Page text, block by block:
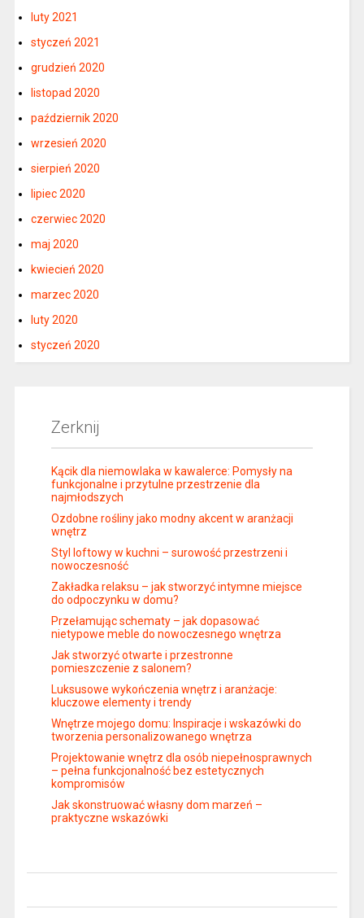
luty 2021
styczeń 2021
grudzień 2020
listopad 2020
październik 2020
wrzesień 2020
sierpień 2020
lipiec 2020
czerwiec 2020
maj 2020
kwiecień 2020
marzec 2020
luty 2020
styczeń 2020
Zerknij
Kącik dla niemowlaka w kawalerce: Pomysły na
funkcjonalne i przytulne przestrzenie dla
najmłodszych
Ozdobne rośliny jako modny akcent w aranżacji
wnętrz
Styl loftowy w kuchni – surowość przestrzeni i
nowoczesność
Zakładka relaksu – jak stworzyć intymne miejsce
do odpoczynku w domu?
Przełamując schematy – jak dopasować
nietypowe meble do nowoczesnego wnętrza
Jak stworzyć otwarte i przestronne
pomieszczenie z salonem?
Luksusowe wykończenia wnętrz i aranżacje:
kluczowe elementy i trendy
Wnętrze mojego domu: Inspiracje i wskazówki do
tworzenia personalizowanego wnętrza
Projektowanie wnętrz dla osób niepełnosprawnych
– pełna funkcjonalność bez estetycznych
kompromisów
Jak skonstruować własny dom marzeń –
praktyczne wskazówki